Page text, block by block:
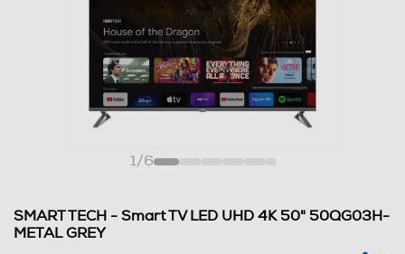
1/6
SMART TECH - Smart TV LED UHD 4K 50" 50QG03H-
METAL GREY